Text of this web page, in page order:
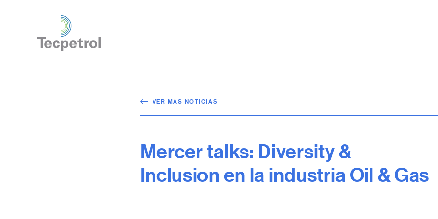
VER MAS NOTICIAS
Mercer talks: Diversity &
Inclusion en la industria Oil & Gas